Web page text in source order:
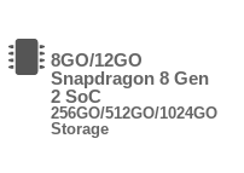
8GO/12GO
Snapdragon 8 Gen
2 SoC
256GO/512GO/1024GO
Storage